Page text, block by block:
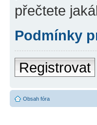
přečtete
Podmínky
Registrovat
Obsah fóra